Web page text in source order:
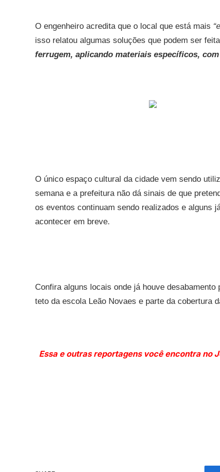
O engenheiro acredita que o local que está mais
isso relatou algumas soluções que podem ser
ferrugem, aplicando materiais específicos,
O único espaço cultural da cidade vem sendo
semana e a prefeitura não dá sinais de que
os eventos continuam sendo realizados e alguns
acontecer em breve.
Confira alguns locais onde já houve
teto da escola Leão Novaes e parte da cobertura
Essa e outras reportagens você encontra no